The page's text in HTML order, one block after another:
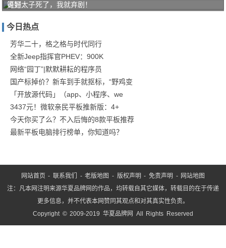
说好
干精
英玛
丽
苏，
结
等到太子死了，我就弃剧！
今日热点
芳华二十，格之格与时代同行
全新Jeep指挥官PHEV：900K
网络“园丁”|默默耕耘的程序员
国产标掉价？新车到手就抠标，“野鸡变
「开放源代码」（app、小程序、we
3437元！微软亲民平板推新版：4+
今天你买了么？不入后悔的8款平板推荐
最新平板电脑排行榜单，你知道吗？
网站首页 - 联系我们 -老版地图 - 版权声明 -免责声明 - 网站地图
注：凡本网注明来源华夏品牌网的作品，均转载自其它媒体，转载目的在于传递
更多信息，并不代表本网赞同其观点和对其真实性负责。
Copyright © 2009-2019 华夏品牌网 All Rights Reserved